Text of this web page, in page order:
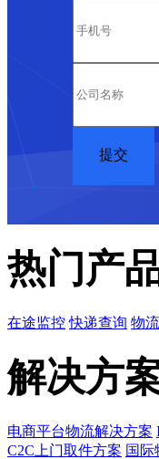
热门产
在途监控 快递查询 物
解决方
电商平台物流解决方案
C2C上门取件方案 国际